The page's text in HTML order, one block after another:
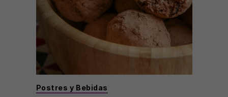
Postres y Bebidas